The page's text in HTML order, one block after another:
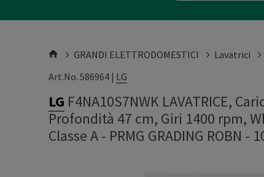
GRANDI ELETTRODOMESTICI Lavatrici
Art.No. 586964 | LG
LG F4NA10S7NWK LAVATRICE,
Profondità 47 cm, Giri 1400 rpm,
Classe A - PRMG GRADING ROBN -